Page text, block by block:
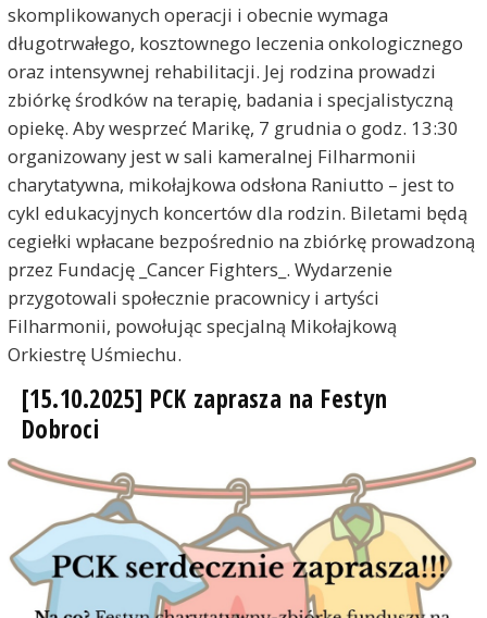
skomplikowanych operacji i obecnie wymaga
długotrwałego, kosztownego leczenia onkologicznego
oraz intensywnej rehabilitacji. Jej rodzina prowadzi
zbiórkę środków na terapię, badania i specjalistyczną
opiekę. Aby wesprzeć Marikę, 7 grudnia o godz. 13:30
organizowany jest w sali kameralnej Filharmonii
charytatywna, mikołajkowa odsłona Raniutto – jest to
cykl edukacyjnych koncertów dla rodzin. Biletami będą
cegiełki wpłacane bezpośrednio na zbiórkę prowadzoną
przez Fundację _Cancer Fighters_. Wydarzenie
przygotowali społecznie pracownicy i artyści
Filharmonii, powołując specjalną Mikołajkową
Orkiestrę Uśmiechu.
[15.10.2025] PCK zaprasza na Festyn
Dobroci